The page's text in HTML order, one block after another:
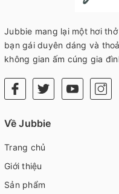
Jubbie mang lại một hơi
bạn gái duyên dáng và
không gian ấm cúng gia
Về Jubbie
Trang chủ
Giới thiệu
Sản phẩm